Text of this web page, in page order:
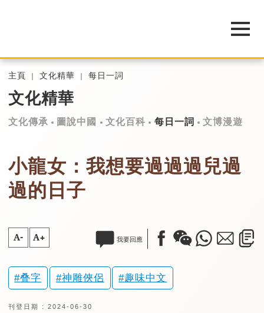
主頁 文化精華 每日一詞
文化精華
文化傳承 圖說中國 文化百科 每日一詞 文博漫遊
小龍女：我想要過過過兒過
過的日子
A- A+ 我要回應
叠字 神雕俠侶 趣味中文
刊登日期 : 2024-06-30